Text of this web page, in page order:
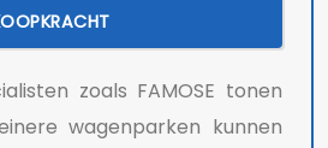
zoals FAMOSE tonen
wagenparken kunnen